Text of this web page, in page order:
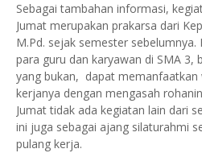
Sebagai tambahan informasi,
Jumat merupakan prakarsa dari
M.Pd. sejak semester
para guru dan karyawan di SMA 3,
yang bukan, dapat memanfaatkan
kerjanya dengan mengasah
Jumat tidak ada kegiatan lain dari
ini juga sebagai ajang silaturahmi
pulang kerja.